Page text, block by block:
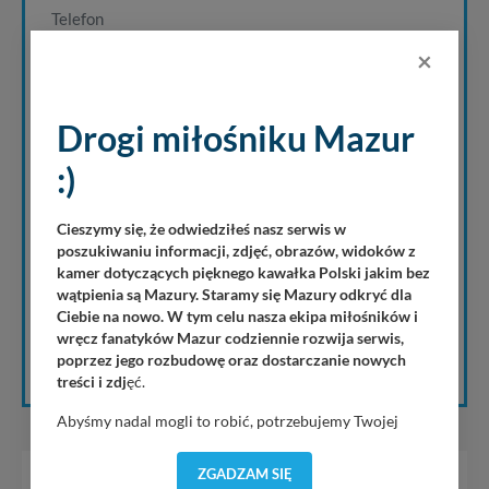
Wyrażam zgodę na użycie moich danych w celu realizacji
odpowiedzi na wysłane zapytanie oraz akceptuję
postanowienia regulaminuserwisu mazury24.eu dotyczące
przekazywania
WYŚLIJ ZAPYTANIE
×
Drogi miłośniku Mazur
:)
Cieszymy się, że odwiedziłeś nasz serwis w
poszukiwaniu informacji, zdjęć, obrazów, widoków z
kamer dotyczących pięknego kawałka Polski jakim bez
wątpienia są Mazury. Staramy się Mazury odkryć dla
Ciebie na nowo. W tym celu nasza ekipa miłośników i
wręcz fanatyków Mazur codziennie rozwija serwis,
poprzez jego rozbudowę oraz dostarczanie nowych
treści i zdjęć.
Abyśmy nadal mogli to robić, potrzebujemy Twojej
dostosować do Twoich preferencji. Twoje dane (w tym
ZGADZAM SIĘ